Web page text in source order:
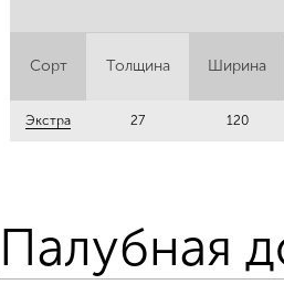
Сорт Толщина Ширина
Экстра 27 120
Палубная